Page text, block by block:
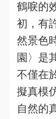
鶴唳的
初，有
然景色
園〉是
不僅在
擬真模
自然的